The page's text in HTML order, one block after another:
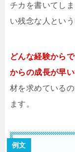
チカを書いてし
い残念な人とい
どんな経験から
からの成長が早い
材を求めている
ます。
例文